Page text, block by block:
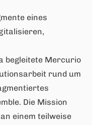
eines
begleitete Mercurio
rund um
Die Mission
einem teilweise